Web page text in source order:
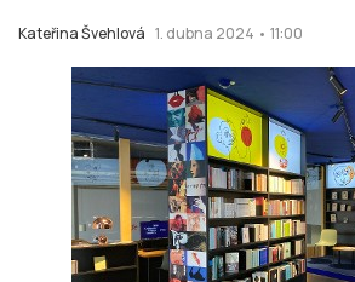
Kateřina Švehlová 1. dubna 2024 • 11:00